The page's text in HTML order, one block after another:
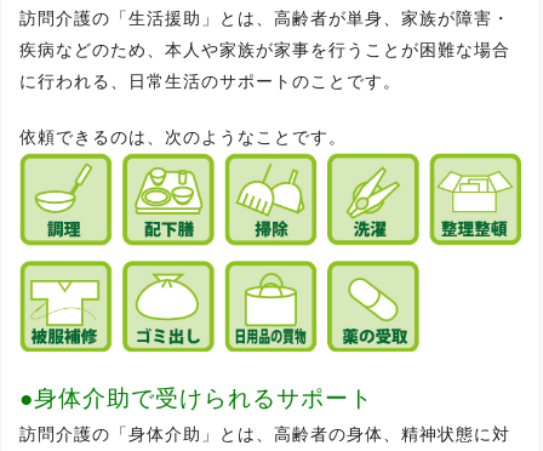
訪問介護の「生活援助」とは、高齢者が単身、家族が障害・
疾病などのため、本人や家族が家事を行うことが困難な場合
に行われる、日常生活のサポートのことです。
依頼できるのは、次のようなことです。
●身体介助で受けられるサポート
訪問介護の「身体介助」とは、高齢者の身体、精神状態に対